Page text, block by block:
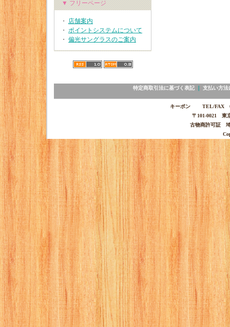
▼ フリーページ
・ 店舗案内
・ ポイントシステムについて
・ 偏光サングラスのご案内
特定商取引法に基づく表記｜ 支払い方法
キーポン TEL/FAX
〒101-0021 東
古物商許可証